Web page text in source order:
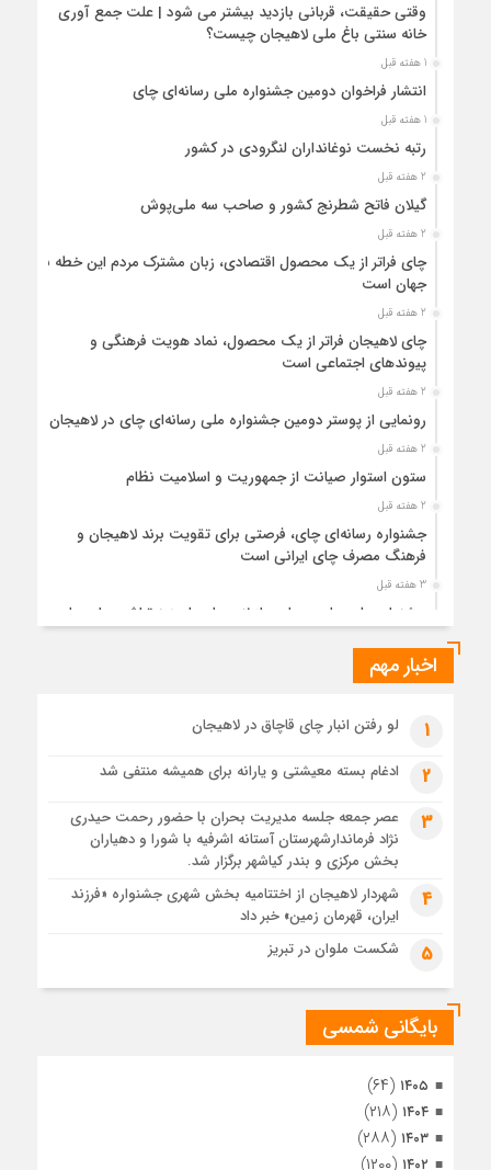
وقتی حقیقت، قربانی بازدید بیشتر می شود | علت جمع آوری
خانه سنتی باغ ملی لاهیجان چیست؟
1 هفته قبل
انتشار فراخوان دومین جشنواره ملی رسانه‌ای چای
1 هفته قبل
رتبه نخست نوغانداران لنگرودی در کشور
2 هفته قبل
گیلان فاتح شطرنج کشور و صاحب سه ملی‌پوش
2 هفته قبل
چای فراتر از یک محصول اقتصادی، زبان مشترک مردم این خطه با
جهان است
2 هفته قبل
چای لاهیجان فراتر از یک محصول، نماد هویت فرهنگی و
پیوندهای اجتماعی است
2 هفته قبل
رونمایی از پوستر دومین جشنواره ملی رسانه‌ای چای در لاهیجان
2 هفته قبل
ستون استوار صیانت از جمهوریت و اسلامیت نظام
2 هفته قبل
جشنواره رسانه‌ای چای، فرصتی برای تقویت برند لاهیجان و
فرهنگ مصرف چای ایرانی است
3 هفته قبل
جشنواره ملی چای، حمایت از لاهیجان یا هزینه‌تراشی برای چای
3 هفته قبل
3 هفته قبل
رئوف
تصاویر هوایی مراسم تشییع پیکر مطهر آقای شهید ایران – مشهد
مراسم تشییع پیکر مطهر آقای شهید ایران – مشهد
تصاویری از تراکم جمعیت حاضر در میدان ثورهالعشرین نجف
اشرف
اخبار مهم
1 لو رفتن انبار چای قاچاق در لاهیجان
2 ادغام بسته معیشتی و یارانه برای همیشه منتفی شد
3
عصر جمعه جلسه مدیریت بحران با حضور رحمت حیدری
نژاد فرماندارشهرستان آستانه اشرفیه با شورا و دهیاران
بخش مرکزی و بندر کیاشهر برگزار شد.
4
شهردار لاهیجان از اختتامیه بخش شهری جشنواره «فرزند
ایران، قهرمان زمین» خبر داد
5 شکست ملوان در تبریز
بایگانی شمسی
۱۴۰۵ (۶۴)
۱۴۰۴ (۲۱۸)
۱۴۰۳ (۲۸۸)